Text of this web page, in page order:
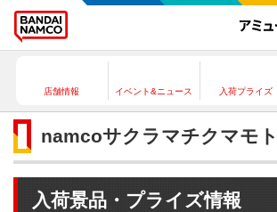
店舗情報 イベント&ニュース 入荷プライズ
namcoサクラマチクマモ
入荷景品・プライズ情報